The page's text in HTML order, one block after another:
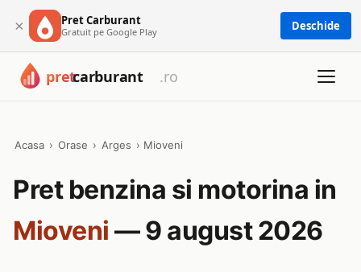
× Pret Carburant
Gratuit pe Google Play Deschide
Acasa › Orase › Arges › Mioveni
Pret benzina si motorina in
Mioveni — 9 august 2026